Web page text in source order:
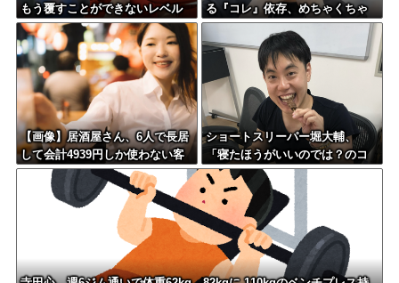
もう覆すことができないレベル
で固定される
る『コレ』依存、めちゃくちゃ
深刻な模様w w w w w w w w w
w
【画像】居酒屋さん、6人で長居
して会計4939円しか使わない客
にお気持ち表明してしまう←コ
レどっちが悪いん
や？？？？？？
ショートスリーパー堀大輔、
「寝たほうがいいのでは？のコ
メントにブチギレ